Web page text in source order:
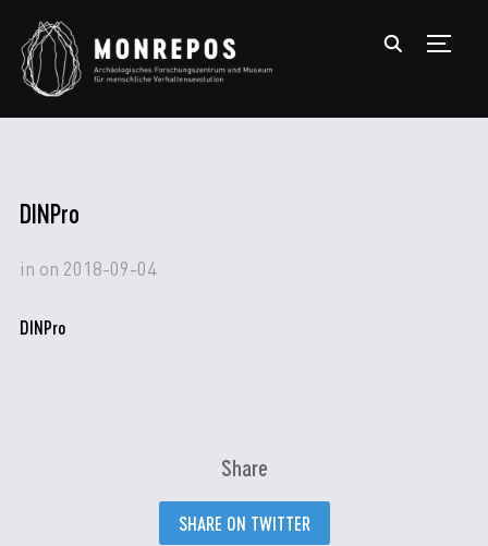
DINPro
in on 2018-09-04
DINPro
Share
SHARE ON TWITTER